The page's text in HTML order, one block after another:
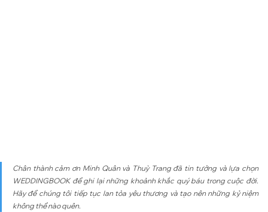
Chân thành cảm ơn Minh Quân và Thuỳ Trang đã tin tưởng và lựa chọn
WEDDINGBOOK để ghi lại những khoảnh khắc quý báu trong cuộc đời.
Hãy để chúng tôi tiếp tục lan tỏa yêu thương và tạo nên những kỷ niệm
không thể nào quên.